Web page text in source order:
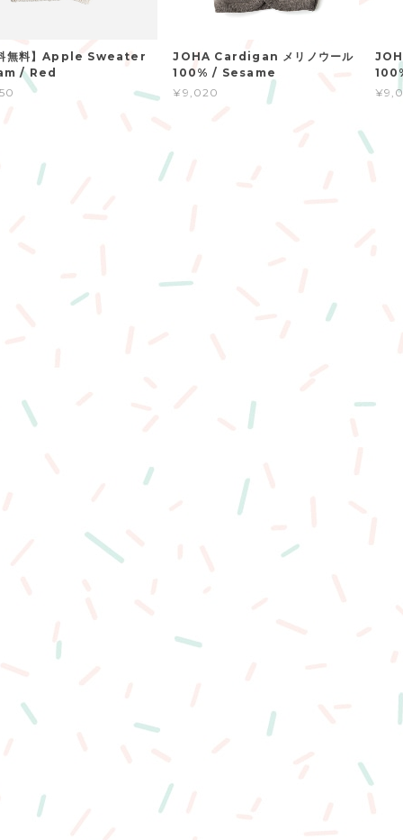
料無料】Apple Sweater
/ Red
JOHA Cardigan メリノウール
100% / Sesame
¥9,020